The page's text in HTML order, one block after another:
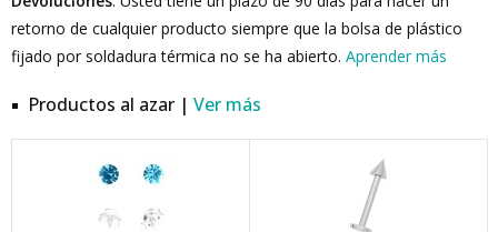
retorno de cualquier producto siempre que la bolsa de plástico
fijado por soldadura térmica no se ha abierto. Aprender más
Productos al azar | Ver más